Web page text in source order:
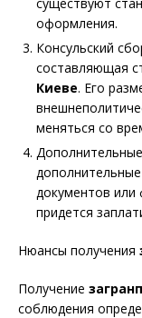
оформления.
Консульский
составляющая
Киеве. Его
меняться со
дополнительные
документов
придется
Нюансы получения
Получение
соблюдения